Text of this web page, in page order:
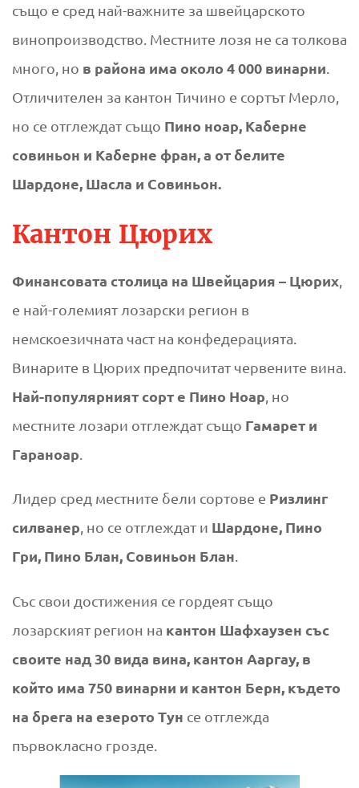
също е сред най-важните за швейцарското
винопроизводство. Местните лозя не са толкова
много, но в района има около 4 000 винарни
Отличителен за кантон Тичино е сортът Мерло,
но се отглеждат също Пино ноар, Каберне
совиньон и Каберне фран, а от белите
Шардоне, Шасла и Совиньон.
Кантон Цюрих
Финансовата столица на Швейцария – Цюрих
е най-големият лозарски регион в
немскоезичната част на конфедерацията.
Винарите в Цюрих предпочитат червените вина.
Най-популярният сорт е Пино Ноар , но
местните лозари отглеждат също Гамарет и
Гараноар
Лидер сред местните бели сортове е Ризлинг
силванер, но се отглеждат и Шардоне, Пино
Гри, Пино Блан, Совиньон Блан.
Със свои достижения се гордеят също
лозарският регион на кантон Шафхаузен със
своите над 30 вида вина, кантон Ааргау, в
който има 750 винарни и кантон Берн, където
на брега на езерото Тун се отглежда
първокласно грозде.